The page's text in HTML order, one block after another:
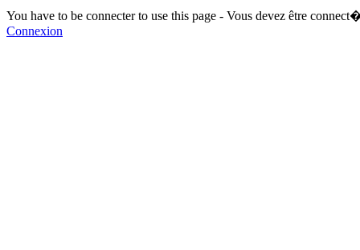
You have to be connecter to use this page - Vous devez être
Connexion